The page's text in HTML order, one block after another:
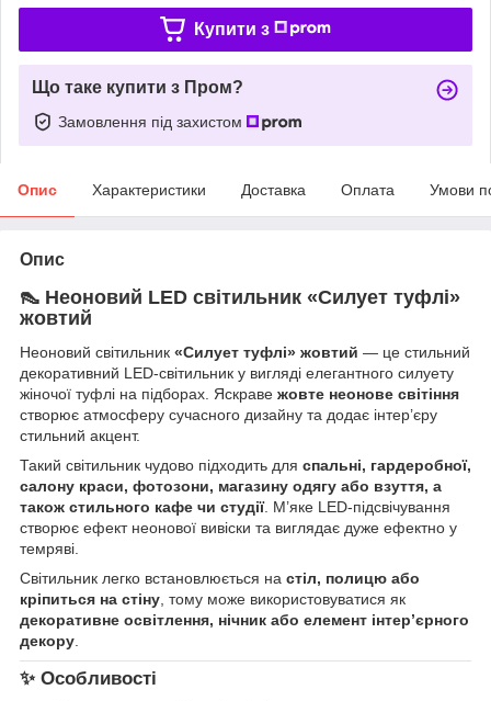
Купити з
Що таке купити з Пром?
Замовлення під захистом
Опис Характеристики Доставка Оплата Умови
Опис
👠 Неоновий LED світильник «Силует туфлі»
жовтий
Неоновий світильник «Силует туфлі» жовтий — це стильний
декоративний LED-світильник у вигляді елегантного силуету
жіночої туфлі на підборах. Яскраве жовте неонове світіння
створює атмосферу сучасного дизайну та додає інтер’єру
стильний акцент.
Такий світильник чудово підходить для спальні, гардеробної,
салону краси, фотозони, магазину одягу або взуття, а
також стильного кафе чи студії. М’яке LED-підсвічування
створює ефект неонової вивіски та виглядає дуже ефектно у
темряві.
Світильник легко встановлюється на стіл, полицю або
кріпиться на стіну , тому може використовуватися як
декоративне освітлення, нічник або елемент інтер’єрного
декору
✨ Особливості